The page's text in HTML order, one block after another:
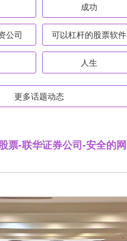
成功
公司 可以杠杆的股票软件
人生
更多话题动态
票-联华证券公司-安全的网